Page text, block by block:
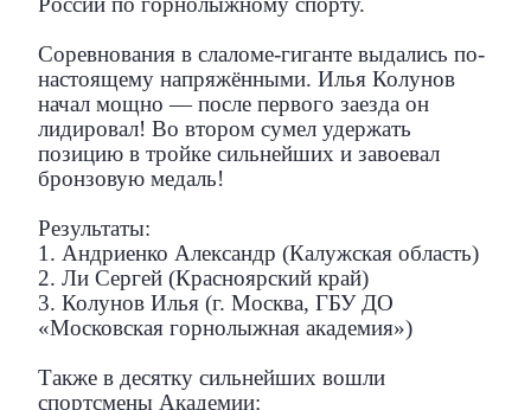
Соревнования в слаломе-гиганте выдались по-
настоящему напряжёнными. Илья Колунов
начал мощно — после первого заезда он
лидировал! Во втором сумел удержать
позицию в тройке сильнейших и завоевал
бронзовую медаль!
Результаты:
1. Андриенко Александр (Калужская область)
2. Ли Сергей (Красноярский край)
3. Колунов Илья (г. Москва, ГБУ ДО
«Московская горнолыжная академия»)
Также в десятку сильнейших вошли
спортсмены Академии: